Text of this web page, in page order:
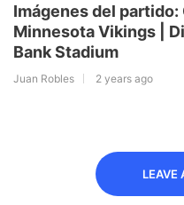
Imágenes del
Minnesota Vikings |
Bank Stadium
Juan Robles 2 years ago
LEAVE